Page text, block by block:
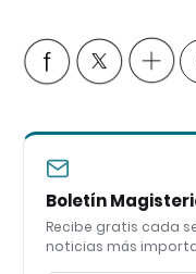
Boletín
Recibe gratis cada
noticias más